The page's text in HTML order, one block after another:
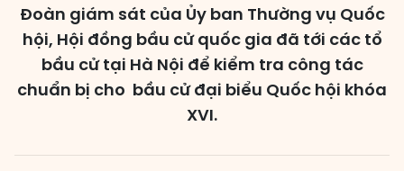
HĐND cấp tỉnh, thành phố
Đoàn giám sát của Ủy ban Thường vụ Quốc
hội, Hội đồng bầu cử quốc gia đã tới các tổ
bầu cử tại Hà Nội để kiểm tra công tác
chuẩn bị cho bầu cử đại biểu Quốc hội khóa
XVI.